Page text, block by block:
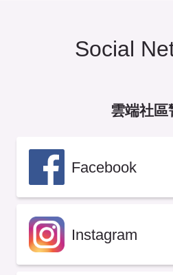
Social
雲端社區
Facebook
Instagram